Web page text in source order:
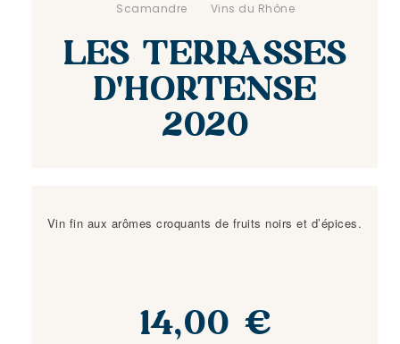
Scamandre Vins du Rhône
LES TERRASSES
D'HORTENSE
2020
Vin fin aux arômes croquants de fruits noirs et d’épices.
14,00 €